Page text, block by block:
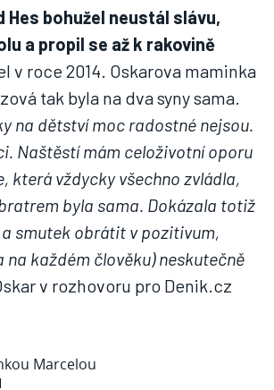
Hes bohužel neustál slávu,
a propil se až k rakovině
v roce 2014. Oskarova maminka
tak byla na dva syny sama.
na dětství moc radostné nejsou.
Naštěstí mám celoživotní oporu
která vždycky všechno zvládla,
byla sama. Dokázala totiž
smutek obrátit v pozitivum,
na každém člověku) neskutečně
v rozhovoru pro Denik.cz
Marcelou